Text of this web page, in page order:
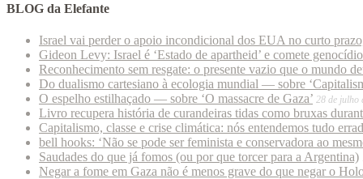
BLOG da Elefante
Israel vai perder o apoio incondicional dos EUA no curto
Gideon Levy: Israel é ‘Estado de apartheid’ e comete
Reconhecimento sem resgate: o presente vazio que o mundo
Do dualismo cartesiano à ecologia mundial — sobre
O espelho estilhaçado — sobre ‘O massacre de Gaza’ 28 de julho
Livro recupera história de curandeiras tidas como bruxas
Capitalismo, classe e crise climática: nós entendemos tudo
bell hooks: ‘Não se pode ser feminista e conservadora ao
Saudades do que já fomos (ou por que torcer para a Argentina)
Negar a fome em Gaza não é menos grave do que negar o